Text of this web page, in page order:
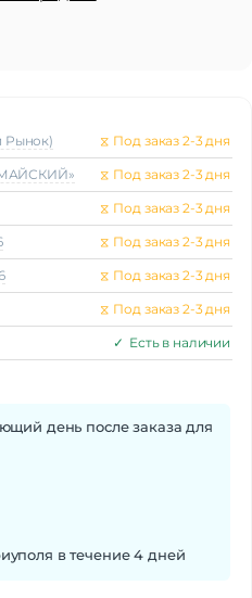
Рынок) ⧖ Под заказ 2-3 дня
⧖ Под заказ 2-3 дня
⧖ Под заказ 2-3 дня
⧖ Под заказ 2-3 дня
⧖ Под заказ 2-3 дня
⧖ Под заказ 2-3 дня
✓ Есть в наличии
день после заказа для
в течение 4 дней